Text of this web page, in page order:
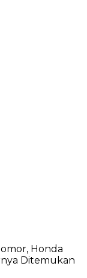
Honda
Ditemukan